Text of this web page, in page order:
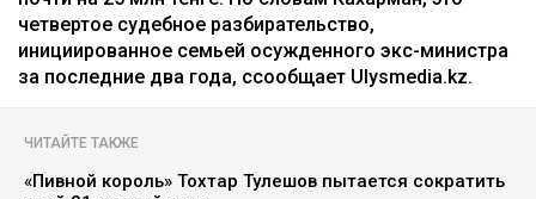
четвертое судебное разбирательство,
инициированное семьей осужденного экс-министра
за последние два года, ссообщает Ulysmedia.kz.
ЧИТАЙТЕ ТАКЖЕ
«Пивной король» Тохтар Тулешов пытается сократить